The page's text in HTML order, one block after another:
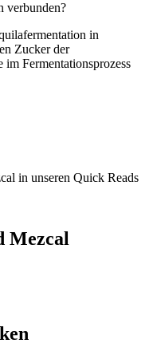
verbunden?
in
Zucker der
im Fermentationsprozess
in unseren Quick Reads
Mezcal